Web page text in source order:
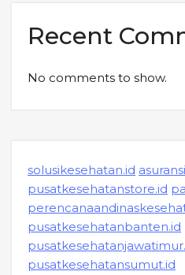
Recent
No comments to show.
solusikesehatan.id
pusatkesehatanstore.id
pusatkesehatanbanten.id
pusatkesehatansumut.id